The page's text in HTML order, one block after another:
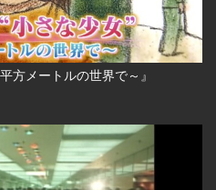
方メートルの世界で～』